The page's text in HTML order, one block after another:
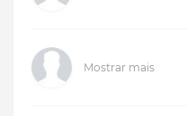
Mostrar mais